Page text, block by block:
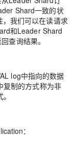
Shard一致的状
我们可以在读请求
和Leader Shard
查询结果。
log中指向的数据
复制的方式称为非
：